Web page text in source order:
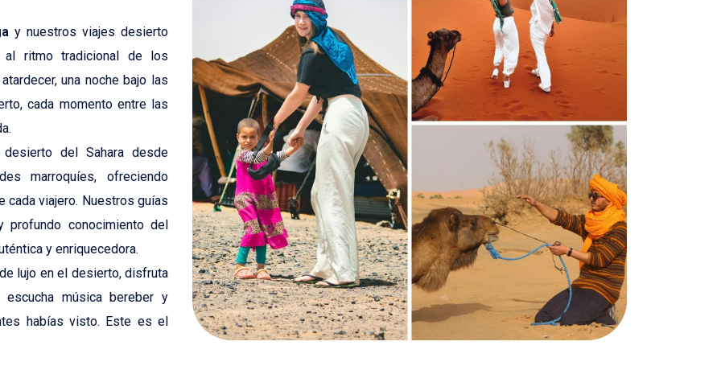
y nuestros viajes desierto
al ritmo tradicional de los
una noche bajo las
cada momento entre las
del Sahara desde
marroquíes, ofreciendo
cada viajero. Nuestros guías
profundo conocimiento del
y enriquecedora.
lujo en el desierto, disfruta
música bereber y
habías visto. Este es el